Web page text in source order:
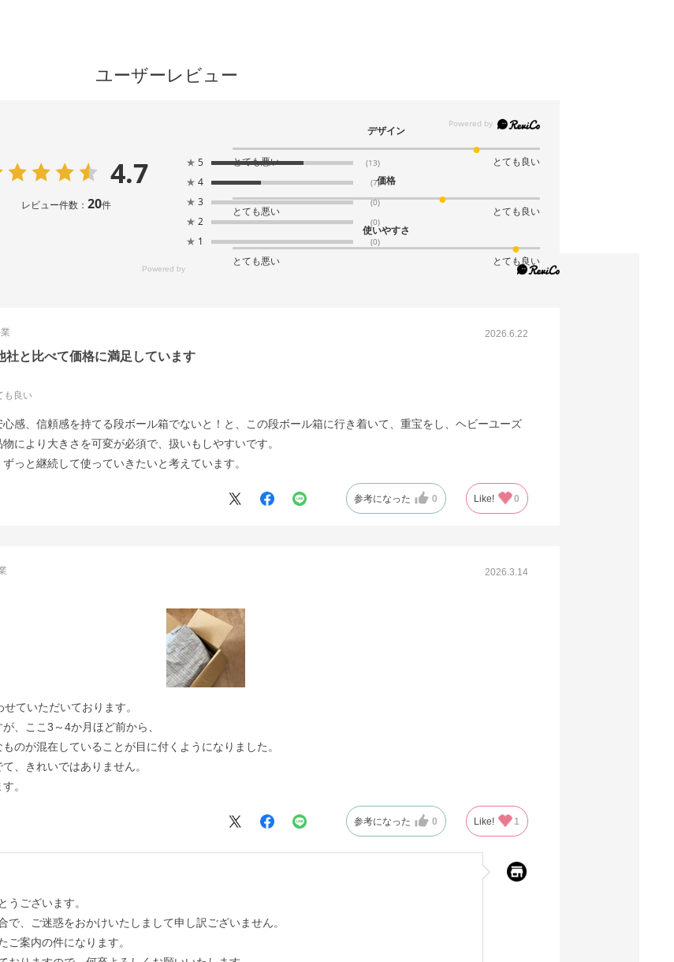
税抜 ￥1,680 /単価
￥184.80
在庫あり〇
当日出荷
カートに入れる
(11). 幅37.9×奥行27.9×高さ39.1[26.1・
※日祝除く12時まで
枚)
当日出荷
※日祝除く12時まで
ユーザーレビュー
4.7
レビュー件数： 20件
★ 5 (13)
★ 4 (7)
★ 3 (0)
★ 2 (0)
★ 1 (0)
デザイン
とても悪い
とても良い
価格
とても悪い
とても良い
使いやすさ
とても悪い とても良い
2026.6.22
と比べて価格に満足しています
も良い
感、信頼感を持てる段ボール箱でないと！と、この段ボール箱に行き着いて、重宝をし、ヘビーユーズ
により大きさを可変が必須で、扱いもしやすいです。
っと継続して使っていきたいと考えています。
参考になった 0 Like! 0
2026.3.14
ていただいております。
、ここ3～4か月ほど前から、
のが混在していることが目に付くようになりました。
、きれいではありません。
。
参考になった 0 Like! 1
うございます。
で、ご迷惑をおかけいたしまして申し訳ございません。
ご案内の件になります。